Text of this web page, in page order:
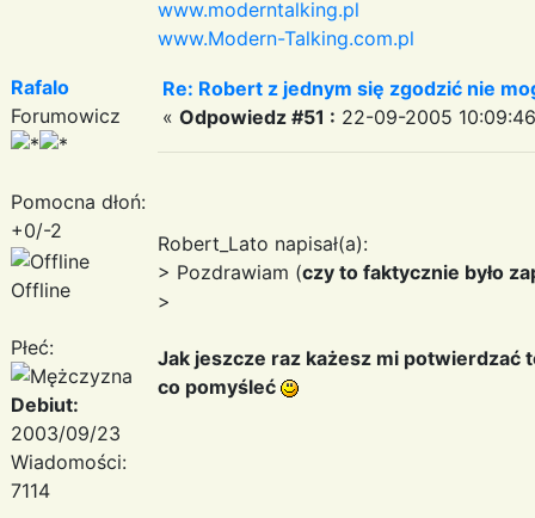
www.moderntalking.pl
www.Modern-Talking.com.pl
Rafalo
Forumowicz
Pomocna dłoń:
+0/-2
Offline
Płeć:
Debiut:
2003/09/23
Wiadomości:
7114
Re: Robert z jednym się zgodzić nie
« Odpowiedz #51 : 22-09-2005
Robert_Lato napisał(a):
> Pozdrawiam (czy to faktycznie było
>
Jak jeszcze raz każesz mi potwierdzać
co pomyśleć